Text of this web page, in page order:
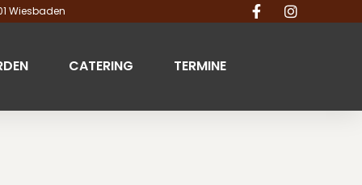
Wiesbaden
CATERING TERMINE